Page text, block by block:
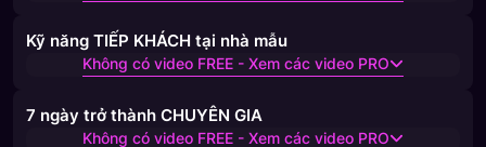
Kỹ năng TIẾP KHÁCH tại nhà mẫu
Không có video FREE - Xem các video PRO
7 ngày trở thành CHUYÊN GIA
Không có video FREE - Xem các video PRO